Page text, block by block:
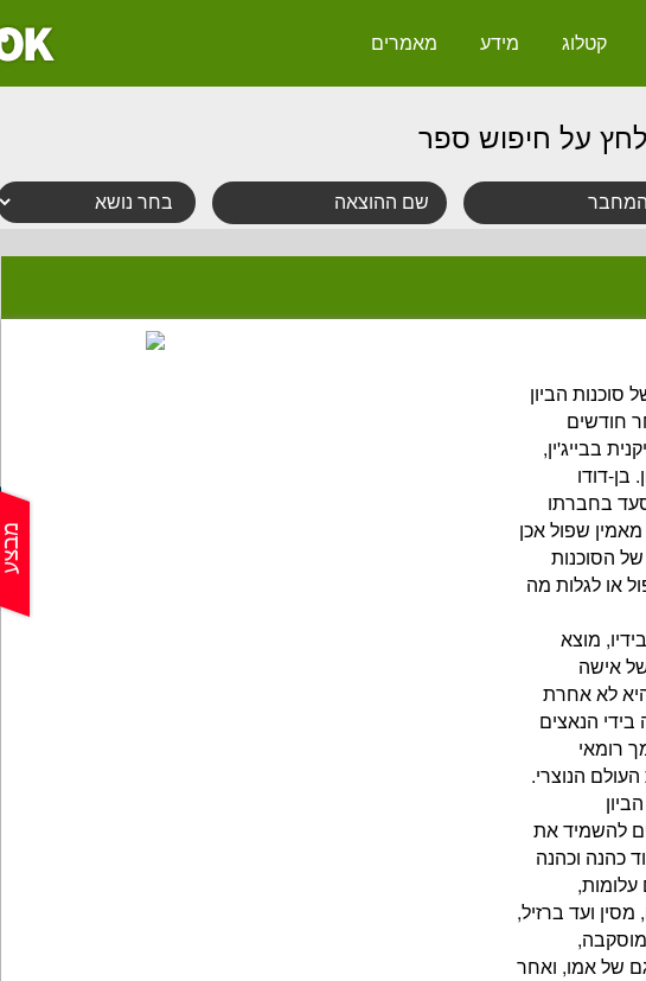
קטלוג מידע מאמרים
על חיפוש ספר
סוכנות הביון
חודשים
בבייג'ין,
בן-דודו
בחברתו
שפול אכן
הסוכנות
או לגלות מה
מוצא
אישה
לא אחרת
הנאצים
רומאי
הנוצרי.
להשמיד את
כהנה וכהנה
ועד ברזיל,
של אמו, ואחר